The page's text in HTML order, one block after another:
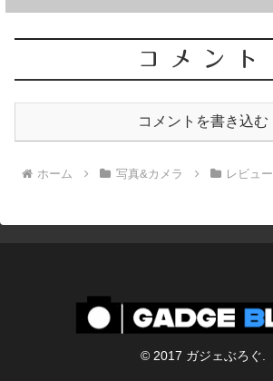
コメント
コメントを書き込む
ホーム 写真&カメラ レビュー
© 2017 ガジェぶろぐ.